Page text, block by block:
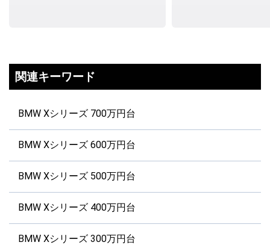
関連キーワード
BMW Xシリーズ 700万円台
BMW Xシリーズ 600万円台
BMW Xシリーズ 500万円台
BMW Xシリーズ 400万円台
BMW Xシリーズ 300万円台